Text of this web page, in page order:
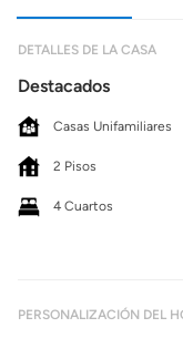
DETALLES DE LA CASA
Destacados
Casas Unifamiliares
2 Pisos
4 Cuartos
PERSONALIZACIÓN DEL